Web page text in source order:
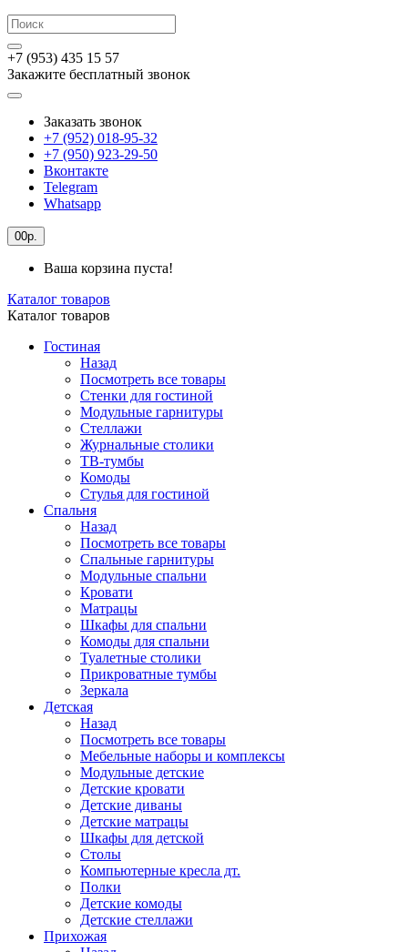
+7 (953) 435 15 57
Закажите бесплатный звонок
Заказать звонок
+7 (952) 018-95-32
+7 (950) 923-29-50
Вконтакте
Telegram
Whatsapp
00р.
Ваша корзина пуста!
Каталог товаров
Каталог товаров
Гостиная
Назад
Посмотреть все товары
Стенки для гостиной
Модульные гарнитуры
Стеллажи
Журнальные столики
ТВ-тумбы
Комоды
Стулья для гостиной
Спальня
Назад
Посмотреть все товары
Спальные гарнитуры
Модульные спальни
Кровати
Матрацы
Шкафы для спальни
Комоды для спальни
Туалетные столики
Прикроватные тумбы
Зеркала
Детская
Назад
Посмотреть все товары
Мебельные наборы и комплексы
Модульные детские
Детские кровати
Детские диваны
Детские матрацы
Шкафы для детской
Столы
Компьютерные кресла дт.
Полки
Детские комоды
Детские стеллажи
Прихожая